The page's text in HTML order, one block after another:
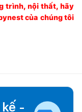
trình, nội thất, hãy
của chúng tôi
-